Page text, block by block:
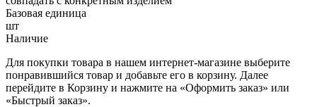
Базовая единица
шт
Наличие
Для покупки товара в нашем интернет-магазине выберите
понравившийся товар и добавьте его в корзину. Далее
перейдите в Корзину и нажмите на «Оформить заказ» или
«Быстрый заказ».